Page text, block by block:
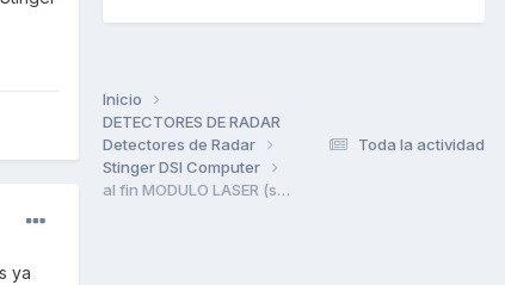
ya
Toda la actividad
Inicio
DETECTORES DE RADAR
Detectores de Radar
Stinger DSI Computer
al fin MODULO LASER (solo info)